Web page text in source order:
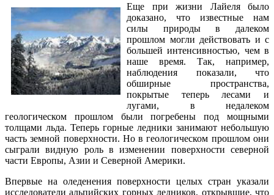
Еще при жизни Лайеля было
доказано, что известные нам
силы природы в далеком
прошлом могли действовать и с
большей интенсивностью, чем в
наше время. Так, например,
наблюдения показали, что
обширные пространства,
покрытые теперь лесами и
лугами, в недалеком
геологическом прошлом были погребены под мощными
толщами льда. Теперь горные ледники занимают небольшую
часть земной поверхности. Но в геологическом прошлом они
сыграли видную роль в изменении поверхности северной
части Европы, Азии и Северной Америки.
Впервые на оледенения поверхности целых стран указали
исследователи альпийских горных ледников, открывшие, что